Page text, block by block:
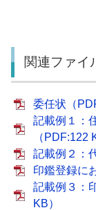
関連ファイ
委任状（
記載例１：
（PDF:122
記載例２：
印鑑登録に
記載例３：
KB）